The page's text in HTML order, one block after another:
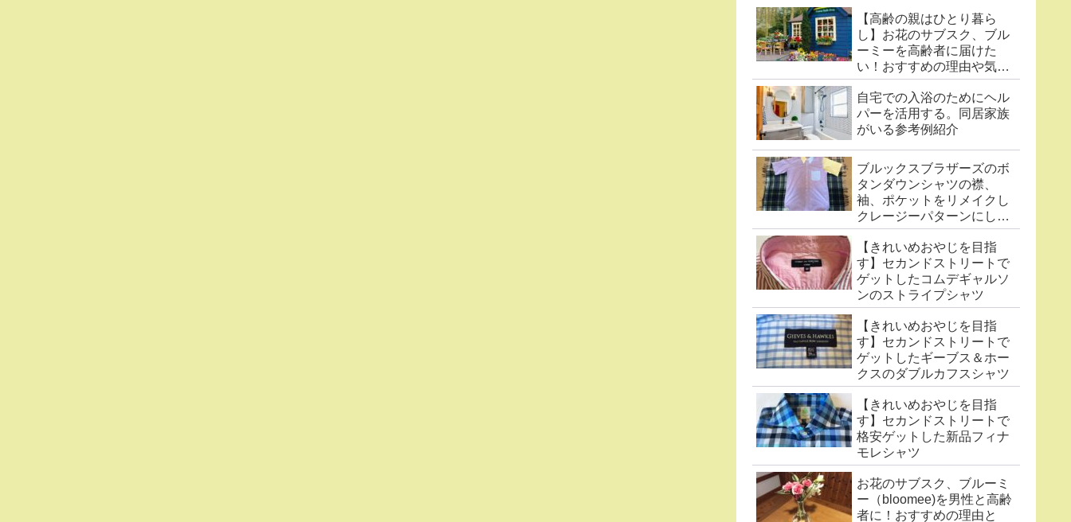
【高齢の親はひとり暮ら
し】お花のサブスク、ブル
ーミーを高齢者に届けた
い！おすすめの理由や気に
なる点まとめ
自宅での入浴のためにヘル
パーを活用する。同居家族
がいる参考例紹介
ブルックスブラザーズのボ
タンダウンシャツの襟、
袖、ポケットをリメイクし
クレージーパターンにした
件
【きれいめおやじを目指
す】セカンドストリートで
ゲットしたコムデギャルソ
ンのストライプシャツ
【きれいめおやじを目指
す】セカンドストリートで
ゲットしたギーブス＆ホー
クスのダブルカフスシャツ
【きれいめおやじを目指
す】セカンドストリートで
格安ゲットした新品フィナ
モレシャツ
お花のサブスク、ブルーミ
ー（bloomee)を男性と高齢
者に！おすすめの理由と